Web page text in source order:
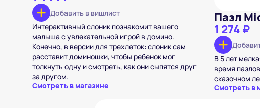
Добавить в вишлист
Интерактивный слоник познакомит вашего
малыша с увлекательной игрой в домино.
Конечно, в версии для трехлеток: слоник сам
расставит доминошки, чтобы ребенок мог
толкнуть одну и смотреть, как они сыпятся друг
за другом.
Смотреть в магазине
Пазл
1 274 ₽
В 5 лет
время
сказочном
Смотреть в